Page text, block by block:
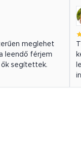
meglehet
leendő férjem
ők segítettek.